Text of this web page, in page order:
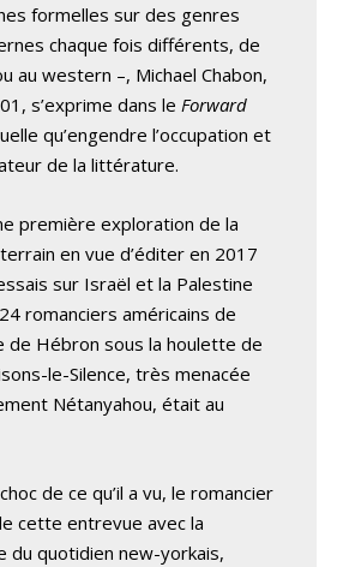
formelles sur des genres
chaque fois différents, de
au western –, Michael Chabon,
s’exprime dans leForward
qu’engendre l’occupation et
de la littérature.
première exploration de la
en vue d’éditer en 2017
sur Israël et la Palestine
romanciers américains de
de Hébron sous la houlette de
le-Silence, très menacée
Nétanyahou, était au
de ce qu’il a vu, le romancier
cette entrevue avec la
du quotidien new-yorkais,